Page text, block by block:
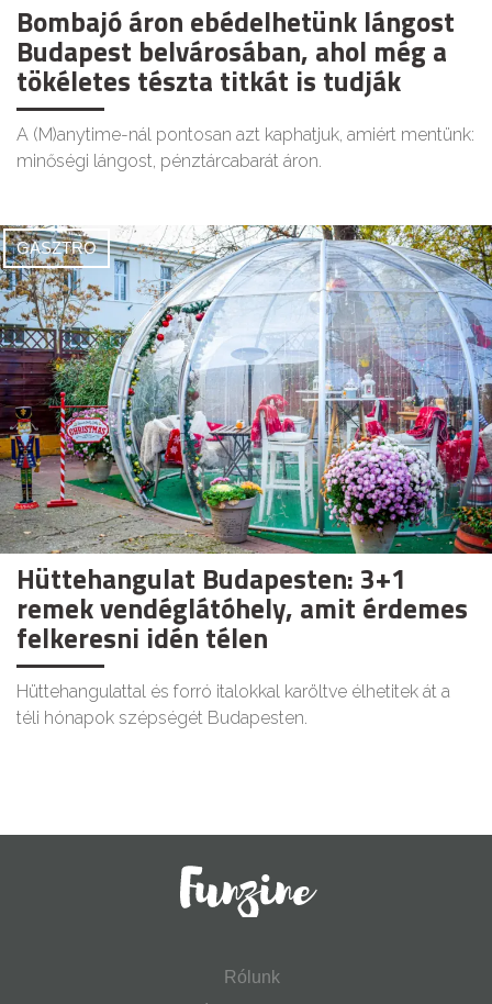
Bombajó áron ebédelhetünk lángost
Budapest belvárosában, ahol még a
tökéletes tészta titkát is tudják
A (M)anytime-nál pontosan azt kaphatjuk, amiért mentünk:
minőségi lángost, pénztárcabarát áron.
GASZTRO
Hüttehangulat Budapesten: 3+1
remek vendéglátóhely, amit érdemes
felkeresni idén télen
Hüttehangulattal és forró italokkal karöltve élhetitek át a
téli hónapok szépségét Budapesten.
Rólunk